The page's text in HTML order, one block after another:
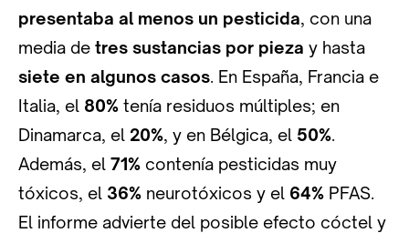
presentaba al menos un pesticida, con una
media de tres sustancias por pieza y hasta
siete en algunos casos. En España, Francia e
Italia, el 80% tenía residuos múltiples; en
Dinamarca, el 20%, y en Bélgica, el 50%.
Además, el 71% contenía pesticidas muy
tóxicos, el 36% neurotóxicos y el 64% PFAS.
El informe advierte del posible efecto cóctel y